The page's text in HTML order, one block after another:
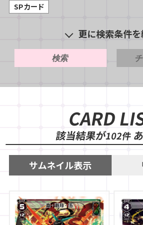
SPカード
更に検索条件を
検索
CARD
該当結果が102件
サムネイル表示